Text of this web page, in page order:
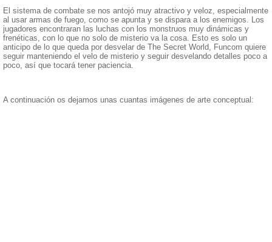
El sistema de combate se nos antojó muy atractivo y veloz, especialmente
al usar armas de fuego, como se apunta y se dispara a los enemigos. Los
jugadores encontraran las luchas con los monstruos muy dinámicas y
frenéticas, con lo que no solo de misterio va la cosa. Esto es solo un
anticipo de lo que queda por desvelar de The Secret World, Funcom quiere
seguir manteniendo el velo de misterio y seguir desvelando detalles poco a
poco, así que tocará tener paciencia.
A continuación os dejamos unas cuantas imágenes de arte conceptual: